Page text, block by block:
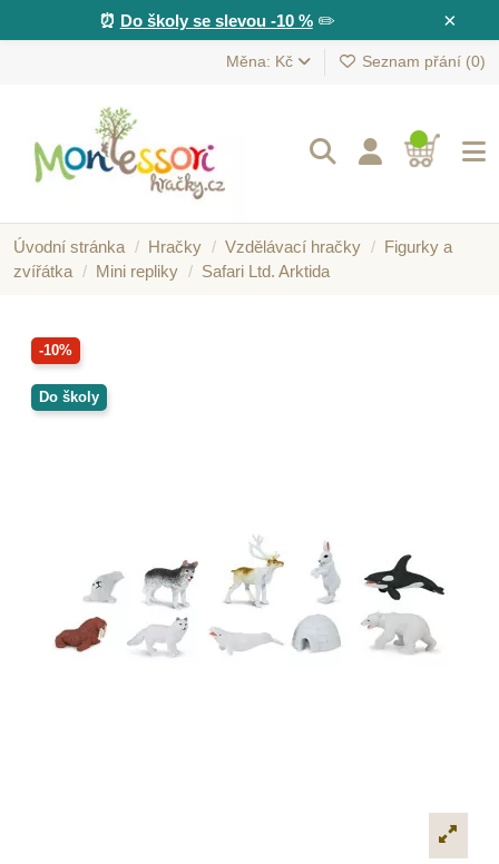
×
⏰ Do školy se slevou -10 %✏️
Měna: Kč Seznam přání (0)
Úvodní stránka Hračky Vzdělávací hračky
Figurky a
zvířátka
Mini repliky Safari Ltd. Arktida
-10%
Do školy